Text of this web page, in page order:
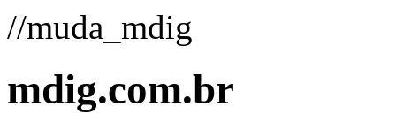
//muda_mdig
mdig.com.br